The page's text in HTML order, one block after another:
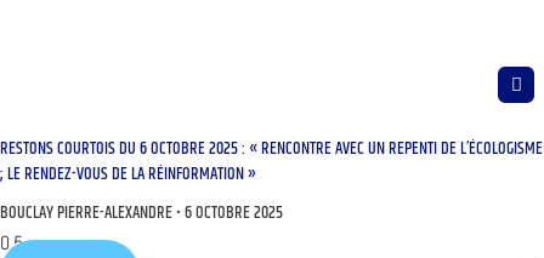
RESTONS COURTOIS DU 6 OCTOBRE 2025 : « RENCONTRE AVEC UN REPENTI DE L’ÉCOLOGISME
; LE RENDEZ-VOUS DE LA RÉINFORMATION »
BOUCLAY PIERRE-ALEXANDRE 6 OCTOBRE 2025